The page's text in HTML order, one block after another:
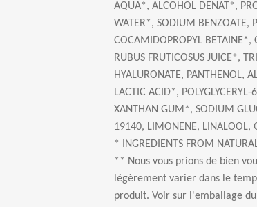
AQUA*, ALCOHOL DENAT*,
WATER*, SODIUM BENZOATE,
COCAMIDOPROPYL BETAINE*,
RUBUS FRUTICOSUS JUICE*,
HYALURONATE, PANTHENOL,
LACTIC ACID*, POLYGLYCERYL-
XANTHAN GUM*, SODIUM
19140, LIMONENE, LINALOOL,
* INGREDIENTS FROM
** Nous vous prions de bien
légèrement varier dans le
produit. Voir sur l'emballage